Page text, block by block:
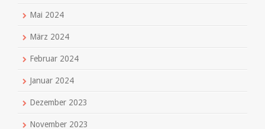
Mai 2024
März 2024
Februar 2024
Januar 2024
Dezember 2023
November 2023